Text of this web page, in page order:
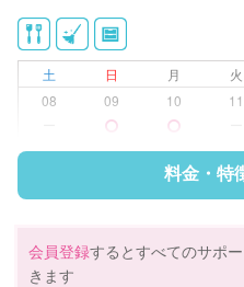
ゴミ
近隣
家庭
作
早朝
夜間
庭の
片付
土 日 月 火
08
09 10 11
料金・特
会員登録するとすべてのサポ
きます